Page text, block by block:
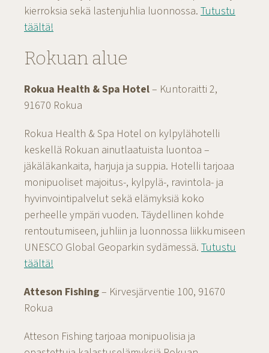
kierroksia sekä lastenjuhlia luonnossa. Tutustu
täältä!
Rokuan alue
Rokua Health & Spa Hotel– Kuntoraitti 2,
91670 Rokua
Rokua Health & Spa Hotel on kylpylähotelli
keskellä Rokuan ainutlaatuista luontoa –
jäkäläkankaita, harjuja ja suppia. Hotelli tarjoaa
monipuoliset majoitus-, kylpylä-, ravintola- ja
hyvinvointipalvelut sekä elämyksiä koko
perheelle ympäri vuoden. Täydellinen kohde
rentoutumiseen, juhliin ja luonnossa liikkumiseen
UNESCO Global Geoparkin sydämessä. Tutustu
täältä!
Atteson Fishing– Kirvesjärventie 100, 91670
Rokua
Atteson Fishing tarjoaa monipuolisia ja